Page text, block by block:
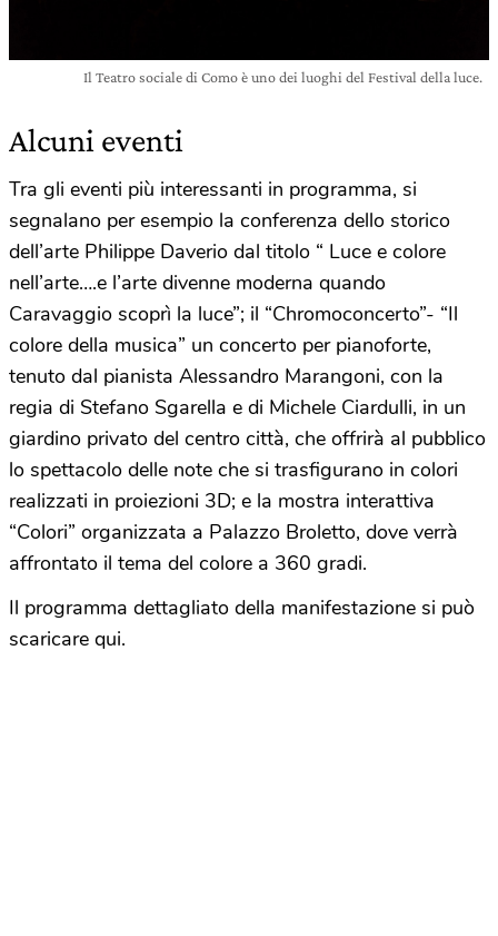
Il Teatro sociale di Como è uno dei luoghi del Festival della luce.
Alcuni eventi
Tra gli eventi più interessanti in programma, si
segnalano per esempio la conferenza dello storico
dell’arte Philippe Daverio dal titolo “ Luce e colore
nell’arte….e l’arte divenne moderna quando
Caravaggio scoprì la luce”; il “Chromoconcerto”- “Il
colore della musica” un concerto per pianoforte,
tenuto dal pianista Alessandro Marangoni, con la
regia di Stefano Sgarella e di Michele Ciardulli, in un
giardino privato del centro città, che offrirà al pubblico
lo spettacolo delle note che si trasfigurano in colori
realizzati in proiezioni 3D; e la mostra interattiva
“Colori” organizzata a Palazzo Broletto, dove verrà
affrontato il tema del colore a 360 gradi.
Il programma dettagliato della manifestazione si può
scaricare qui.